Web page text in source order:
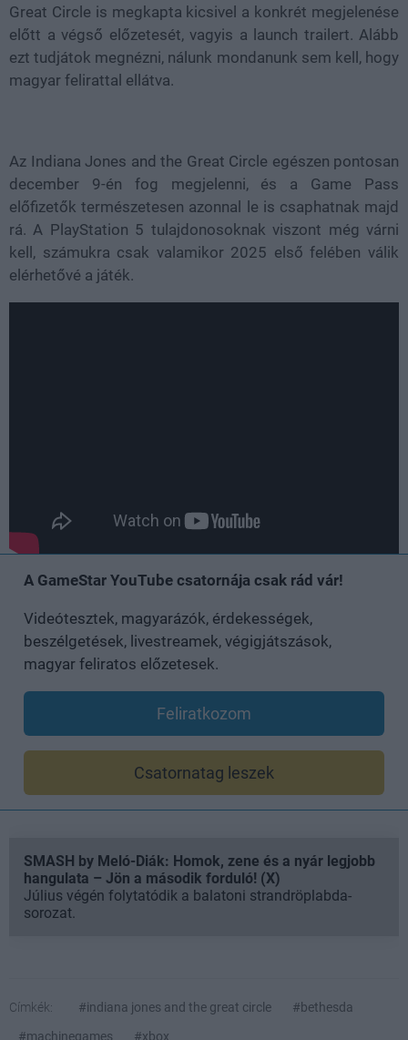
Great Circle is megkapta kicsivel a konkrét megjelenése
előtt a végső előzetesét, vagyis a launch trailert. Alább
ezt tudjátok megnézni, nálunk mondanunk sem kell, hogy
magyar felirattal ellátva.
Az Indiana Jones and the Great Circle egészen pontosan
december 9-én fog megjelenni, és a Game Pass
előfizetők természetesen azonnal le is csaphatnak majd
rá. A PlayStation 5 tulajdonosoknak viszont még várni
kell, számukra csak valamikor 2025 első felében válik
elérhetővé a játék.
A GameStar YouTube csatornája csak rád vár!
Videótesztek, magyarázók, érdekességek,
beszélgetések, livestreamek, végigjátszások,
magyar feliratos előzetesek.
Feliratkozom
Csatornatag leszek
SMASH by Meló-Diák: Homok, zene és a nyár legjobb
hangulata – Jön a második forduló! (X)
Július végén folytatódik a balatoni strandröplabda-
sorozat.
Címkék: #indiana jones and the great circle
#bethesda
#machinegames
#xbox